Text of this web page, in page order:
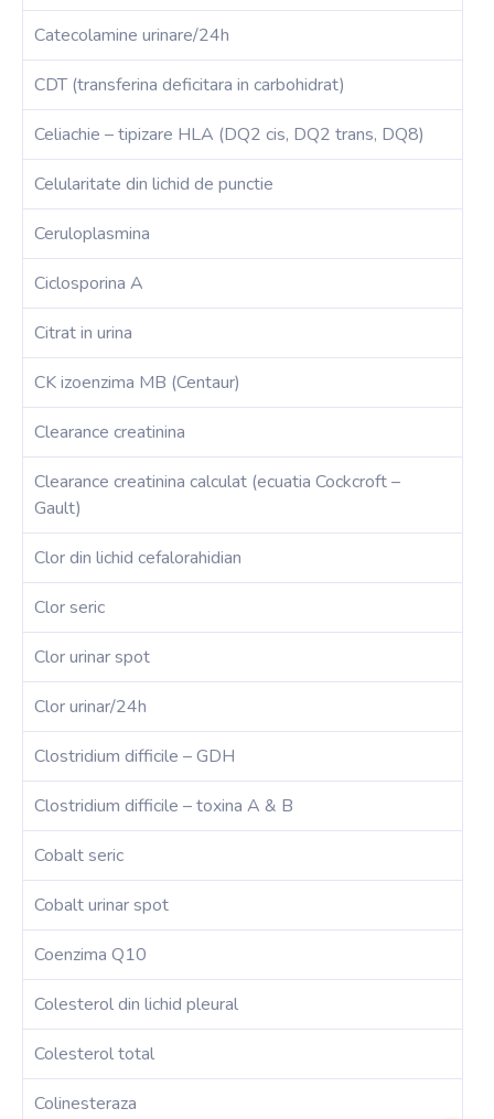
Catecolamine urinare/24h
CDT (transferina deficitara in carbohidrat)
Celiachie – tipizare HLA (DQ2 cis, DQ2 trans, DQ8)
Celularitate din lichid de punctie
Ceruloplasmina
Ciclosporina A
Citrat in urina
CK izoenzima MB (Centaur)
Clearance creatinina
Clearance creatinina calculat (ecuatia Cockcroft –
Gault)
Clor din lichid cefalorahidian
Clor seric
Clor urinar spot
Clor urinar/24h
Clostridium difficile – GDH
Clostridium difficile – toxina A & B
Cobalt seric
Cobalt urinar spot
Coenzima Q10
Colesterol din lichid pleural
Colesterol total
Colinesteraza